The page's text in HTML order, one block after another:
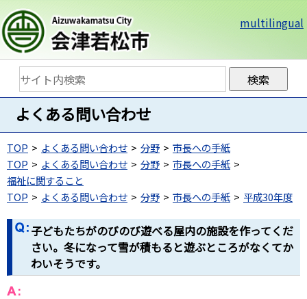
multilingual
よくある問い合わせ
TOP よくある問い合わせ 分野
市長への手紙
TOP
よくある問い合わせ 分野
市長への手紙
福祉に関すること
TOP
よくある問い合わせ 分野 市長への手紙 平成30年度
子どもたちがのびのび遊べる屋内の施設を作ってくだ
さい。冬になって雪が積もると遊ぶところがなくてか
わいそうです。